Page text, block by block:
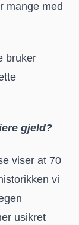
mange med
bruker
gjeld?
viser at 70
vi
usikret